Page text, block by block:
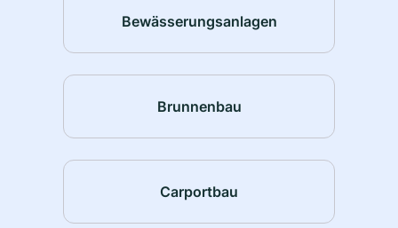
Bewässerungsanlagen
Brunnenbau
Carportbau